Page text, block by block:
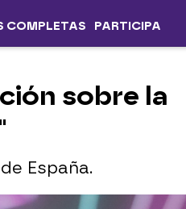
COMPLETAS PARTICIPA
sobre la
España.